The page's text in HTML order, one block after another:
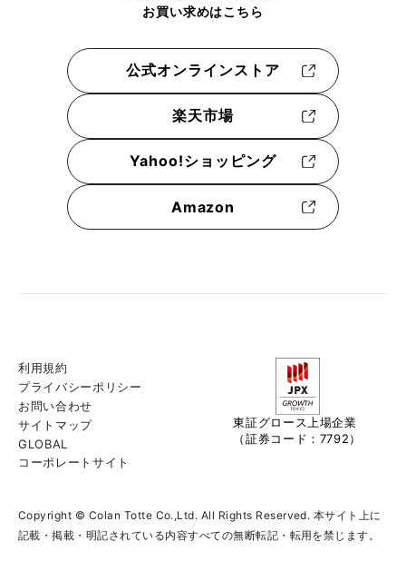
お買い求めはこちら
公式オンラインストア
楽天市場
Yahoo!ショッピング
Amazon
利用規約
プライバシーポリシー
お問い合わせ
サイトマップ
GLOBAL
コーポレートサイト
東証グロース上場企業
（証券コード：7792）
Copyright © Colan Totte Co.,Ltd. All Rights Reserved. 本サイト上に
記載・掲載・明記されている内容すべての無断転記・転用を禁じます。